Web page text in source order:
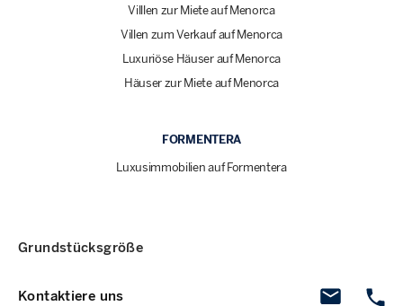
Villlen zur Miete auf Menorca
Villen zum Verkauf auf Menorca
Luxuriöse Häuser auf Menorca
Häuser zur Miete auf Menorca
FORMENTERA
Luxusimmobilien auf Formentera
Kontaktiere uns
Grundstücksgröße